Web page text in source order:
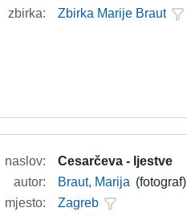
zbirka:
Zbirka Marije Braut
naslov:
Cesarčeva - ljestve
autor:
Braut, Marija (fotograf)
mjesto:
Zagreb